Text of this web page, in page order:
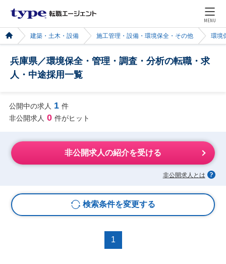
MENU
建築・土木・設備 施工管理・設備・環境保全・その他 環境
兵庫県／環境保全・管理・調査・分析の転職・求
人・中途採用一覧
公開中の求人 1 件
非公開求人 0 件がヒット
非公開求人の紹介を受ける
非公開求人とは
検索条件を変更する
1